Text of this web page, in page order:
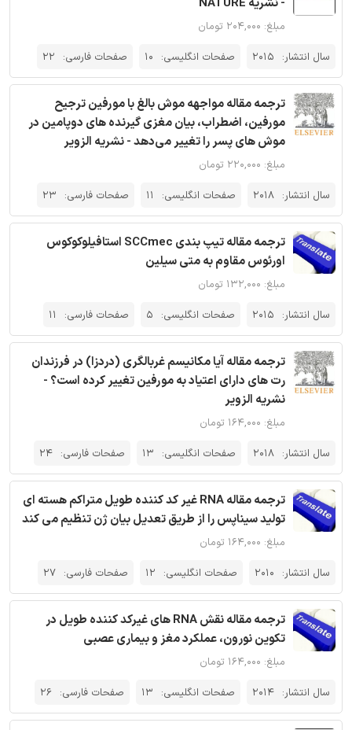
- نشریه NATURE
مبلغ: ۲۰۴,۰۰۰ تومان
سال انتشار: 2015 صفحات انگلیسی: 10 صفحات فارسی: 22
ترجمه مقاله مواجهه موش بالغ با مورفین ترجیح
مورفین، اضطراب، بیان مغزی گیرنده های دوپامین در
موش های پسر را تغییر می‌دهد - نشریه الزویر
مبلغ: ۲۲۰,۰۰۰ تومان
سال انتشار: 2018 صفحات انگلیسی: 11 صفحات فارسی: 23
ترجمه مقاله تیپ بندی SCCmec استافیلوکوکوس
اورئوس مقاوم به متی سیلین
مبلغ: ۱۳۲,۰۰۰ تومان
سال انتشار: 2015 صفحات انگلیسی: 5 صفحات فارسی: 11
ترجمه مقاله آیا مکانیسم غربالگری (دردزا) در فرزندان
رت های دارای اعتیاد به مورفین تغییر کرده است؟ -
نشریه الزویر
مبلغ: ۱۶۴,۰۰۰ تومان
سال انتشار: 2018 صفحات انگلیسی: 13 صفحات فارسی: 24
ترجمه مقاله RNA غیر کد کننده‌ طویل متراکم هسته ای
تولید سیناپس را از طریق تعدیل بیان ژن تنظیم می کند
مبلغ: ۱۶۴,۰۰۰ تومان
سال انتشار: 2010 صفحات انگلیسی: 12 صفحات فارسی: 27
ترجمه مقاله نقش RNA های غیرکد کننده طویل در
تکوین نورون، عملکرد مغز و بیماری عصبی
مبلغ: ۱۶۴,۰۰۰ تومان
سال انتشار: 2014 صفحات انگلیسی: 13 صفحات فارسی: 26